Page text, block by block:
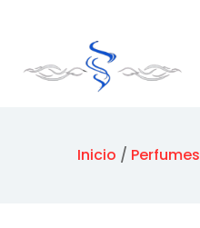
Abrir barra de herramientas
Inicio / Perfumes